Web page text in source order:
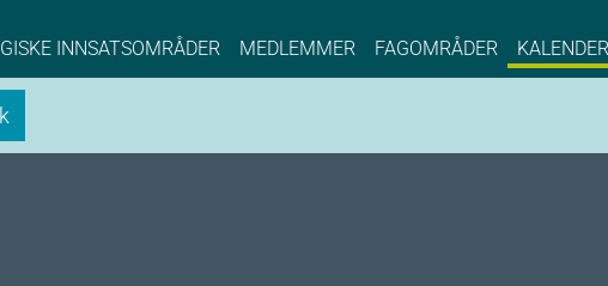
EYDE, Norwegian Center of Expertise,
INNSATSOMRÅDER MEDLEMMER FAGOMRÅDER KALENDER